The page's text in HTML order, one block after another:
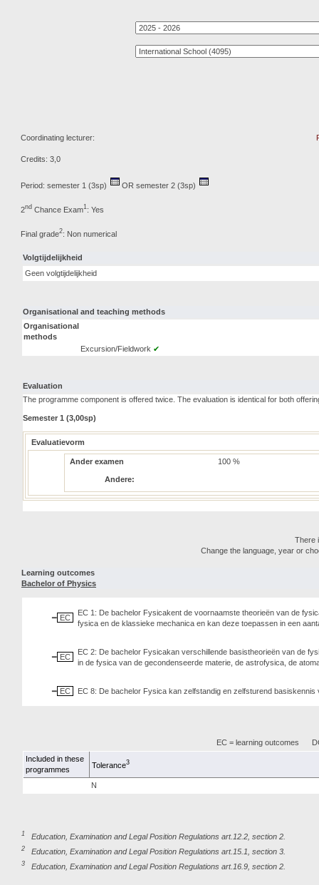
Coordinating lecturer:
Credits: 3,0
Period: semester 1 (3sp) OR semester 2 (3sp)
2nd Chance Exam1: Yes
Final grade2: Non numerical
Volgtijdelijkheid
Geen volgtijdelijkheid
Organisational and teaching methods
Organisational
methods
Excursion/Fieldwork ✔
Evaluation
The programme component is offered twice. The evaluation is identical for both
Semester 1 (3,00sp)
Evaluatievorm
Ander examen 100 %
Andere:
There
Change the language, year or
Learning outcomes
Bachelor of Physics
EC
EC 1: De bachelor Fysicakent de voornaamste theorieën van de
fysica en de klassieke mechanica en kan deze toepassen in een
EC
EC 2: De bachelor Fysicakan verschillende basistheorieën van de
in de fysica van de gecondenseerde materie, de astrofysica, de
EC EC 8: De bachelor Fysica kan zelfstandig en zelfsturend basiskennis
EC = learning outcomes
Included in these
programmes
Tolerance3
N
1 Education, Examination and Legal Position Regulations art.12.2, section 2.
2 Education, Examination and Legal Position Regulations art.15.1, section 3.
3 Education, Examination and Legal Position Regulations art.16.9, section 2.